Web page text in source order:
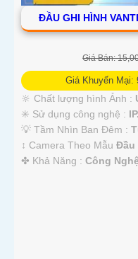
ĐẦU GHI HÌNH
Giá Bán:
Giá Khuyến Mại:
🔆 Chất lượng hình Ảnh :
✳️ Sử dụng công nghệ : IP.
💡 Tầm Nhìn Ban Đêm :
↕️ Camera Theo Mẫu Đầu
️✤ Khả Năng : Công